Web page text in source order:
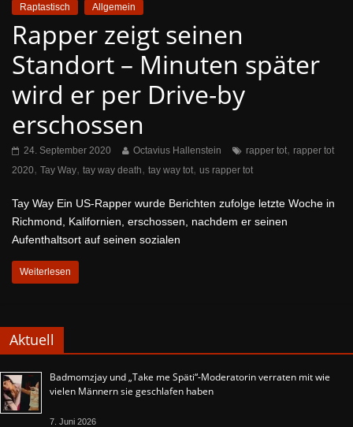
Raptastisch Allgemein
Rapper zeigt seinen
Standort – Minuten später
wird er per Drive-by
erschossen
24. September 2020 Octavius Hallenstein rapper tot, rapper tot
2020, Tay Way, tay way death, tay way tot, us rapper tot
Tay Way Ein US-Rapper wurde Berichten zufolge letzte Woche in
Richmond, Kalifornien, erschossen, nachdem er seinen
Aufenthaltsort auf seinen sozialen
Weiterlesen
Aktuell
Badmomzjay und „Take me Späti“-Moderatorin verraten mit wie
vielen Männern sie geschlafen haben
7. Juni 2026